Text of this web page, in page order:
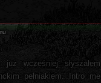
wcześniej
pełniakiem. Intro